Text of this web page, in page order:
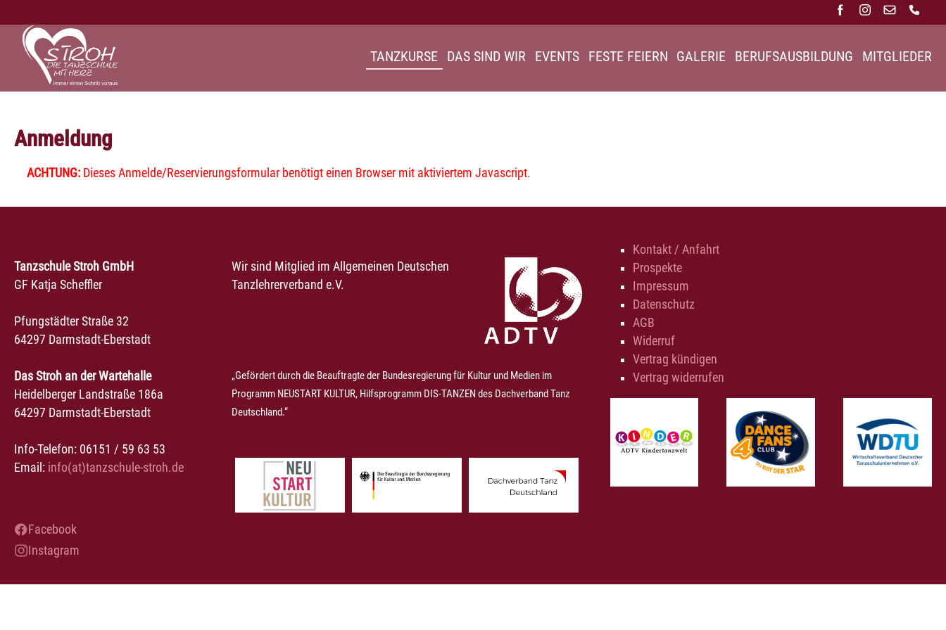
TANZKURSE DAS SIND WIR EVENTS FESTE FEIERN GALERIE BERUFSAUSBILDUNG MITGLIEDER
Anmeldung
ACHTUNG:Dieses Anmelde/Reservierungsformular benötigt einen Browser mit aktiviertem Javascript.
Tanzschule Stroh GmbH
GF Katja Scheffler
Pfungstädter Straße 32
64297 Darmstadt-Eberstadt
Das Stroh an der Wartehalle
Heidelberger Landstraße 186a
64297 Darmstadt-Eberstadt
Info-Telefon: 06151 / 59 63 53
Email: info(at)tanzschule-stroh.de
Facebook
Instagram
Wir sind Mitglied im Allgemeinen Deutschen
Tanzlehrerverband e.V.
„Gefördert durch die Beauftragte der Bundesregierung für Kultur und Medien im
Programm NEUSTART KULTUR, Hilfsprogramm DIS-TANZEN des Dachverband Tanz
Deutschland.“
Kontakt / Anfahrt
Prospekte
Impressum
Datenschutz
AGB
Widerruf
Vertrag kündigen
Vertrag widerrufen